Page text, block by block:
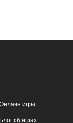
Онлайн игры
Блог об играх